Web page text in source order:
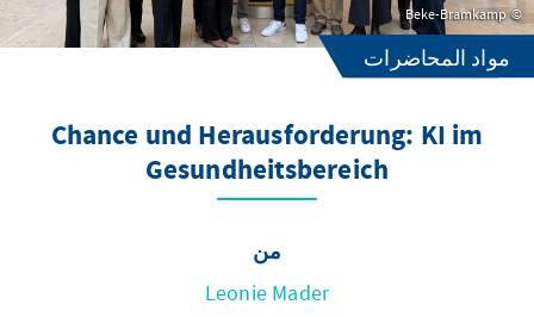
مواد المحاضرات
Chance und Herausforderung: KI im
Gesundheitsbereich
من
Leonie Mader